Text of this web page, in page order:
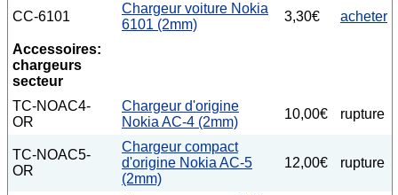
CC-6101
Chargeur voiture Nokia
6101 (2mm)
3,30€ acheter
Accessoires:
chargeurs
secteur
TC-NOAC4-
OR
Chargeur d'origine
Nokia AC-4 (2mm)
10,00€ rupture
TC-NOAC5-
OR
Chargeur compact
d'origine Nokia AC-5
(2mm)
12,00€ rupture